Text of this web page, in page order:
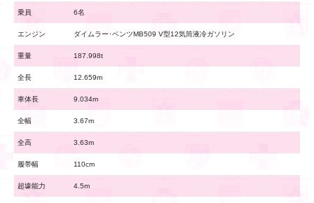
乗員 6名
エンジン ダイムラー･ベンツMB509 V型12気筒液冷ガソリン
重量 187.998t
全長 12.659m
車体長 9.034m
全幅 3.67m
全高 3.63m
履帯幅 110cm
超壕能力 4.5m